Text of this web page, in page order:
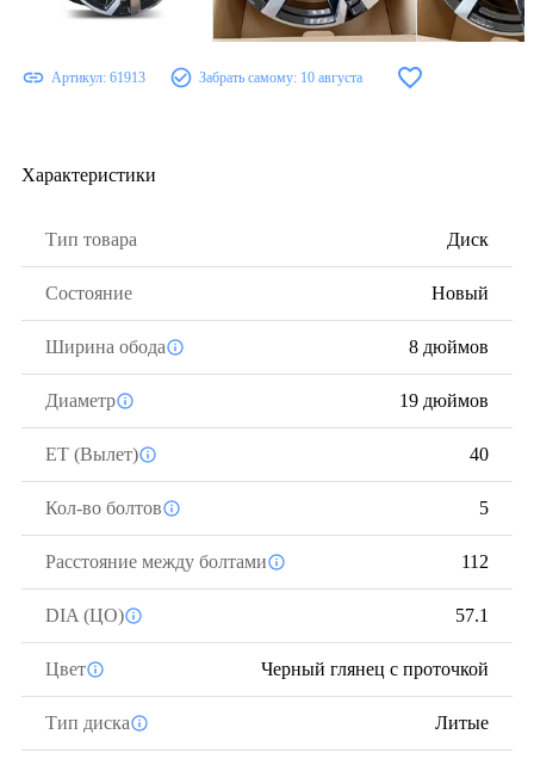
Артикул: 61913 Забрать самому: 10 августа
Характеристики
Тип товара Диск
Состояние Новый
Ширина обода 8 дюймов
Диаметр 19 дюймов
ЕТ (Вылет) 40
Кол-во болтов 5
Расстояние между болтами 112
DIA (ЦО) 57.1
Цвет Черный глянец с проточкой
Тип диска Литые